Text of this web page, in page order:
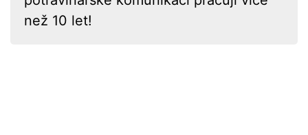
než 10 let!